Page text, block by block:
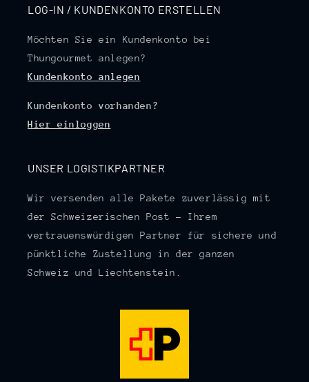
LOG-IN / KUNDENKONTO ERSTELLEN
Möchten Sie ein Kundenkonto bei
Thungourmet anlegen?
Kundenkonto anlegen
Kundenkonto vorhanden?
Hier einloggen
UNSER LOGISTIKPARTNER
Wir versenden alle Pakete zuverlässig mit
der Schweizerischen Post – Ihrem
vertrauenswürdigen Partner für sichere und
pünktliche Zustellung in der ganzen
Schweiz und Liechtenstein.